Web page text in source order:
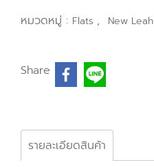
หมวดหมู่ : Flats , New Leah
Share
รายละเอียดสินค้า